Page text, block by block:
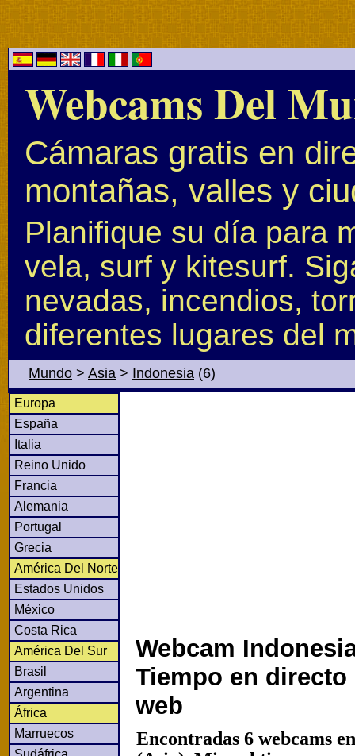
Webcams Del
Cámaras gratis en
montañas, valles y
Planifique su día para
vela, surf y kitesurf.
nevadas, incendios,
diferentes lugares del
Mundo > Asia > Indonesia (6)
Europa
España
Italia
Reino Unido
Francia
Alemania
Portugal
Grecia
América Del Norte
Estados Unidos
México
Costa Rica
América Del Sur
Brasil
Argentina
África
Marruecos
Webcam
Tiempo en directo
web
Encontradas 6 webcams